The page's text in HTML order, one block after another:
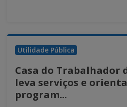
Utilidade Pública
Casa do Trabalhador
leva serviços e
program...